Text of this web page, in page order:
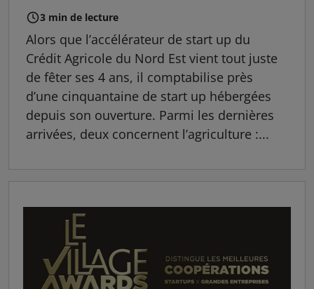
3 min de lecture
Alors que l’accélérateur de start up du
Crédit Agricole du Nord Est vient tout juste
de fêter ses 4 ans, il comptabilise près
d’une cinquantaine de start up hébergées
depuis son ouverture. Parmi les dernières
arrivées, deux concernent l’agriculture :...